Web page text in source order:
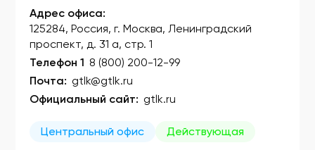
Адрес офиса:
125284, Россия, г. Москва, Ленинградский
проспект, д. 31 а, стр. 1
Телефон 1 8 (800) 200-12-99
Почта: gtlk@gtlk.ru
Официальный сайт: gtlk.ru
Центральный офис Действующая